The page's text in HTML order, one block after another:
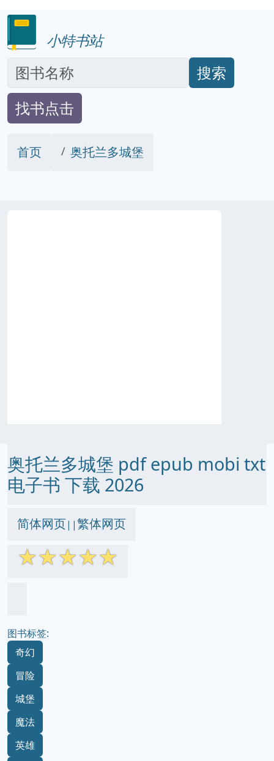
小特书站
搜索
找书点击
首页 奥托兰多城堡
奥托兰多城堡 pdf epub mobi txt
电子书 下载 2026
简体网页||繁体网页
☆☆☆☆☆
图书标签:
奇幻
冒险
城堡
魔法
英雄